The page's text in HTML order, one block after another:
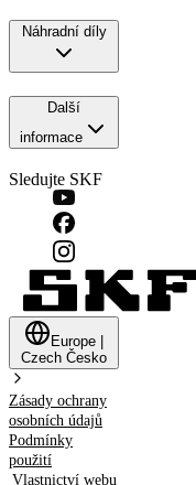
Náhradní díly
Další
informace
Sledujte SKF
Europe
Czech Česko
Zásady ochrany
osobních údajů
Podmínky
použití
Vlastnictví webu